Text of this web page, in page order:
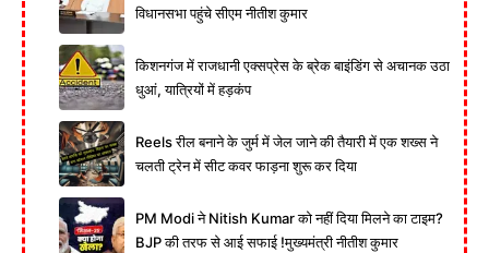
विधानसभा पहुंचे सीएम नीतीश कुमार
किशनगंज में राजधानी एक्सप्रेस के ब्रेक बाइंडिंग से अचानक उठा
धुआं, यात्रियों में हड़कंप
Reels रील बनाने के जुर्म में जेल जाने की तैयारी में एक शख्स ने
चलती ट्रेन में सीट कवर फाड़ना शुरू कर दिया
PM Modi ने Nitish Kumar को नहीं दिया मिलने का टाइम?
BJP की तरफ से आई सफाई !मुख्यमंत्री नीतीश कुमार